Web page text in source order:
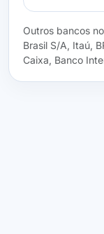
Outros bancos
Brasil S/A, Itaú,
Caixa, Banco